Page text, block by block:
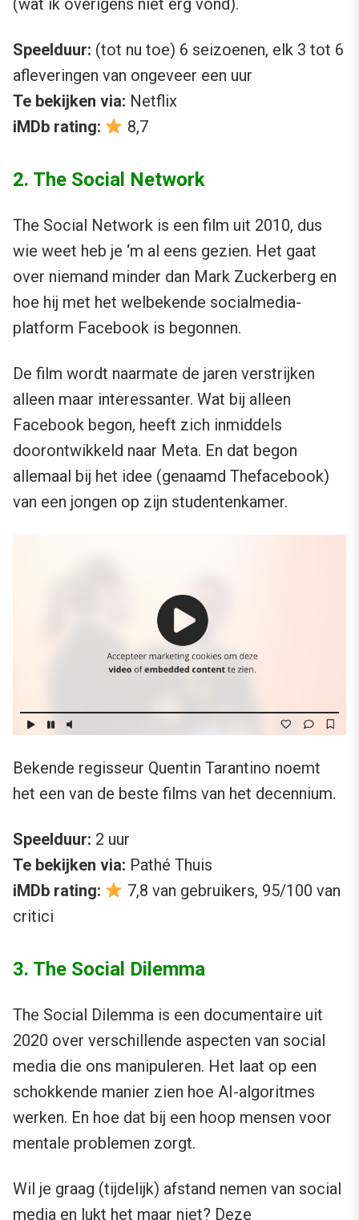
(wat ik overigens niet erg vond).
Speelduur: (tot nu toe) 6 seizoenen, elk 3 tot 6
afleveringen van ongeveer een uur
Te bekijken via: Netflix
iMDb rating:
8,7
2. The Social Network
The Social Network is een film uit 2010, dus
wie weet heb je ‘m al eens gezien. Het gaat
over niemand minder dan Mark Zuckerberg en
hoe hij met het welbekende socialmedia-
platform Facebook is begonnen.
De film wordt naarmate de jaren verstrijken
alleen maar interessanter. Wat bij alleen
Facebook begon, heeft zich inmiddels
doorontwikkeld naar Meta. En dat begon
allemaal bij het idee (genaamd Thefacebook)
van een jongen op zijn studentenkamer.
Bekende regisseur Quentin Tarantino noemt
het een van de beste films van het decennium.
Speelduur: 2 uur
Te bekijken via: Pathé Thuis
iMDb rating:
7,8 van gebruikers, 95/100 van
critici
3. The Social Dilemma
The Social Dilemma is een documentaire uit
2020 over verschillende aspecten van social
media die ons manipuleren. Het laat op een
schokkende manier zien hoe AI-algoritmes
werken. En hoe dat bij een hoop mensen voor
mentale problemen zorgt.
Wil je graag (tijdelijk) afstand nemen van social
media en lukt het maar niet? Deze